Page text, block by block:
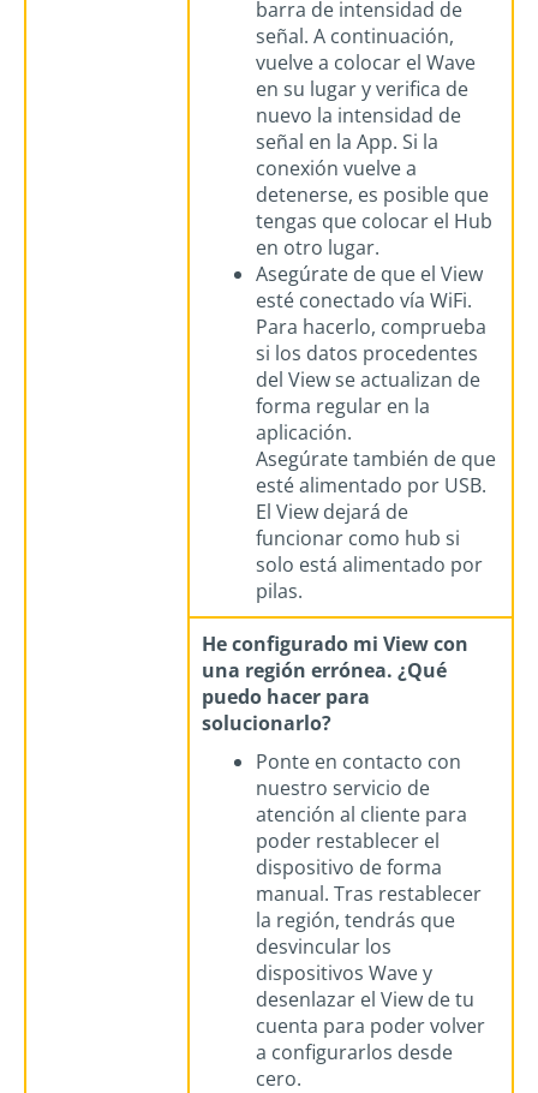
barra de intensidad de
señal. A continuación,
vuelve a colocar el Wave
en su lugar y verifica de
nuevo la intensidad de
señal en la App. Si la
conexión vuelve a
detenerse, es posible que
tengas que colocar el Hub
en otro lugar.
Asegúrate de que el View
esté conectado vía WiFi.
Para hacerlo, comprueba
si los datos procedentes
del View se actualizan de
forma regular en la
aplicación.
Asegúrate también de que
esté alimentado por USB.
El View dejará de
funcionar como hub si
solo está alimentado por
pilas.
He configurado mi View con
una región errónea. ¿Qué
puedo hacer para
solucionarlo?
Ponte en contacto con
nuestro servicio de
atención al cliente para
poder restablecer el
dispositivo de forma
manual. Tras restablecer
la región, tendrás que
desvincular los
dispositivos Wave y
desenlazar el View de tu
cuenta para poder volver
a configurarlos desde
cero.